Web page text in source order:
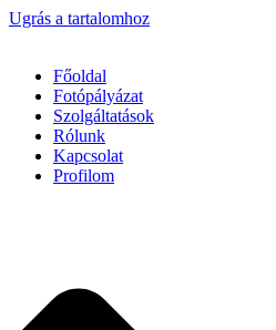
Ugrás a tartalomhoz
Főoldal
Fotópályázat
Szolgáltatások
Rólunk
Kapcsolat
Profilom